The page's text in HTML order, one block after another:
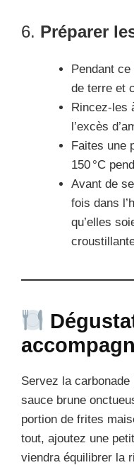
6. Préparer
Pendant
de terre et
Rincez-les
l’excès
Faites une
150 °C
Avant de
fois dans
qu’elles
Servez la
sauce brune
portion de frites
tout, ajoutez une
viendra équilibrer la